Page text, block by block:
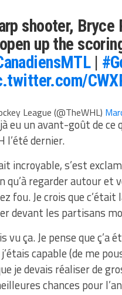
shooter,
up the
|
League (@TheWHL)
eu un avant-goût de ce
l’été dernier.
incroyable, s’est
qu’à regarder autour et
fou. Je crois que c’était
devant les partisans
vu ça. Je pense que
capable (de me
je devais réaliser de
chances pour